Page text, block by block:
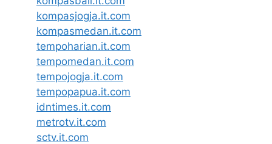
kompasjogja.it.com
kompasmedan.it.com
tempoharian.it.com
tempomedan.it.com
tempojogja.it.com
tempopapua.it.com
idntimes.it.com
metrotv.it.com
sctv.it.com